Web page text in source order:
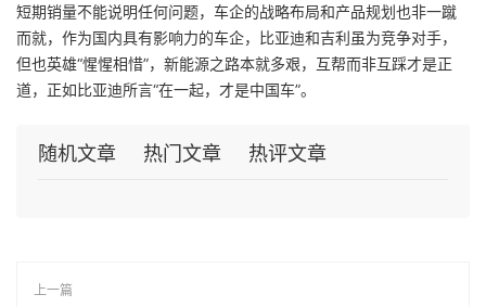
短期销量不能说明任何问题，车企的战略布局和产品规划也非一蹴
而就，作为国内具有影响力的车企，比亚迪和吉利虽为竞争对手，
但也英雄“惺惺相惜”，新能源之路本就多艰，互帮而非互踩才是正
道，正如比亚迪所言“在一起，才是中国车”。
随机文章 热门文章 热评文章
上一篇